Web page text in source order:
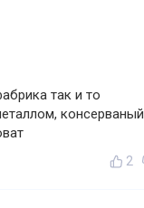
так и то
консерваный
2